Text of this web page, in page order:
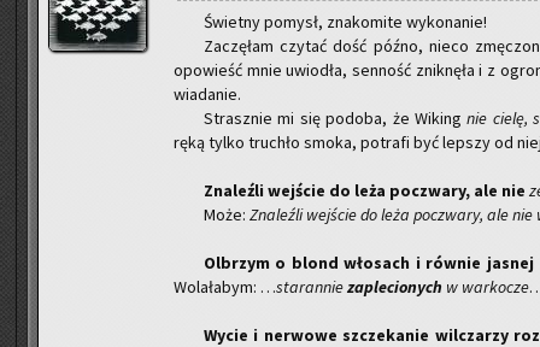
Świet­ny po­mysł, zna­ko­mi­te wy­ko­na­nie!
Za­czę­łam czy­tać dość późno, nieco
opo­wieść mnie uwio­dła, sen­ność znik­nę­ła i z
wia­da­nie.
Strasz­nie mi się po­do­ba, że Wi­kingnie cielę,
ręką tylko tru­chło smoka, po­tra­fi być lep­szy od
Zna­leź­li wej­ście do leża po­czwa­ry, ale nie
Może: Zna­leź­li wej­ście do leża po­czwa­ry, ale
Ol­brzym o blond wło­sach i rów­nie
Wo­la­ła­bym: …sta­ran­nieza­plecionych w war­ko­cze
Wycie i ner­wo­we szcze­ka­nie wil­cza­rzy